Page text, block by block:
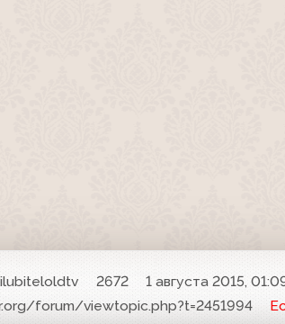
2672
1 августа 2015,
forum/viewtopic.php?t=2451994